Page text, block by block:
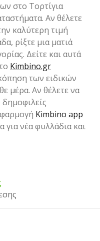
στο Τορτίγια
Αν θέλετε
καλύτερη τιμή
ρίξτε μια ματιά
Δείτε και αυτά
Kimbino.gr
των ειδικών
μέρα. Αν θέλετε να
δημοφιλείς
Kimbino app
για νέα φυλλάδια και